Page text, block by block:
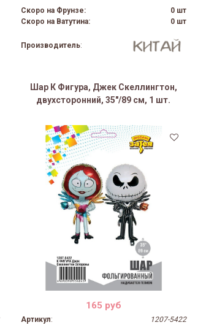
Скоро на Фрунзе:
0 шт
Скоро на Ватутина:
0 шт
Производитель:
Шар К Фигура, Джек Скеллингтон,
двухсторонний, 35"/89 см, 1 шт.
165 руб
Артикул: 1207-5422